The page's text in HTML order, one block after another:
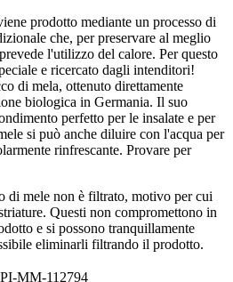
prodotto mediante un processo di
che, per preservare al meglio
l'utilizzo del calore. Per questo
e ricercato dagli intenditori!
di mela, ottenuto direttamente
biologica in Germania. Il suo
perfetto per le insalate e per
si può anche diluire con l'acqua per
rinfrescante. Provare per
di mele non è filtrato, motivo per cui
Questi non compromettono in
e si possono tranquillamente
eliminarli filtrando il prodotto.
MM-112794